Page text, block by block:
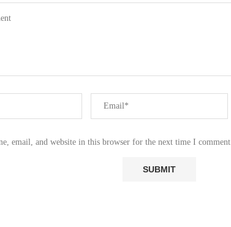
email, and website in this browser for the next time I comment.